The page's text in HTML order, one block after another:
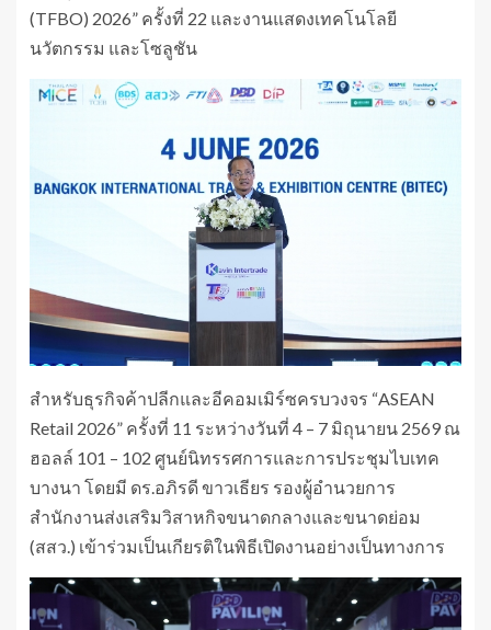
(TFBO) 2026” ครั้งที่ 22 และงานแสดงเทคโนโลยี
นวัตกรรม และโซลูชัน
สำหรับธุรกิจค้าปลีกและอีคอมเมิร์ซครบวงจร “ASEAN
Retail 2026” ครั้งที่ 11 ระหว่างวันที่ 4 – 7 มิถุนายน 2569 ณ
ฮอลล์ 101 – 102 ศูนย์นิทรรศการและการประชุมไบเทค
บางนา โดยมี ดร.อภิรดี ขาวเธียร รองผู้อำนวยการ
สำนักงานส่งเสริมวิสาหกิจขนาดกลางและขนาดย่อม
(สสว.) เข้าร่วมเป็นเกียรติในพิธีเปิดงานอย่างเป็นทางการ